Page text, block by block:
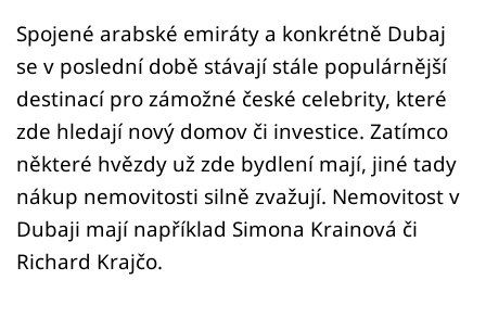
Spojené arabské emiráty a konkrétně Dubaj
se v poslední době stávají stále populárnější
destinací pro zámožné české celebrity, které
zde hledají nový domov či investice. Zatímco
některé hvězdy už zde bydlení mají, jiné tady
nákup nemovitosti silně zvažují. Nemovitost v
Dubaji mají například Simona Krainová či
Richard Krajčo.